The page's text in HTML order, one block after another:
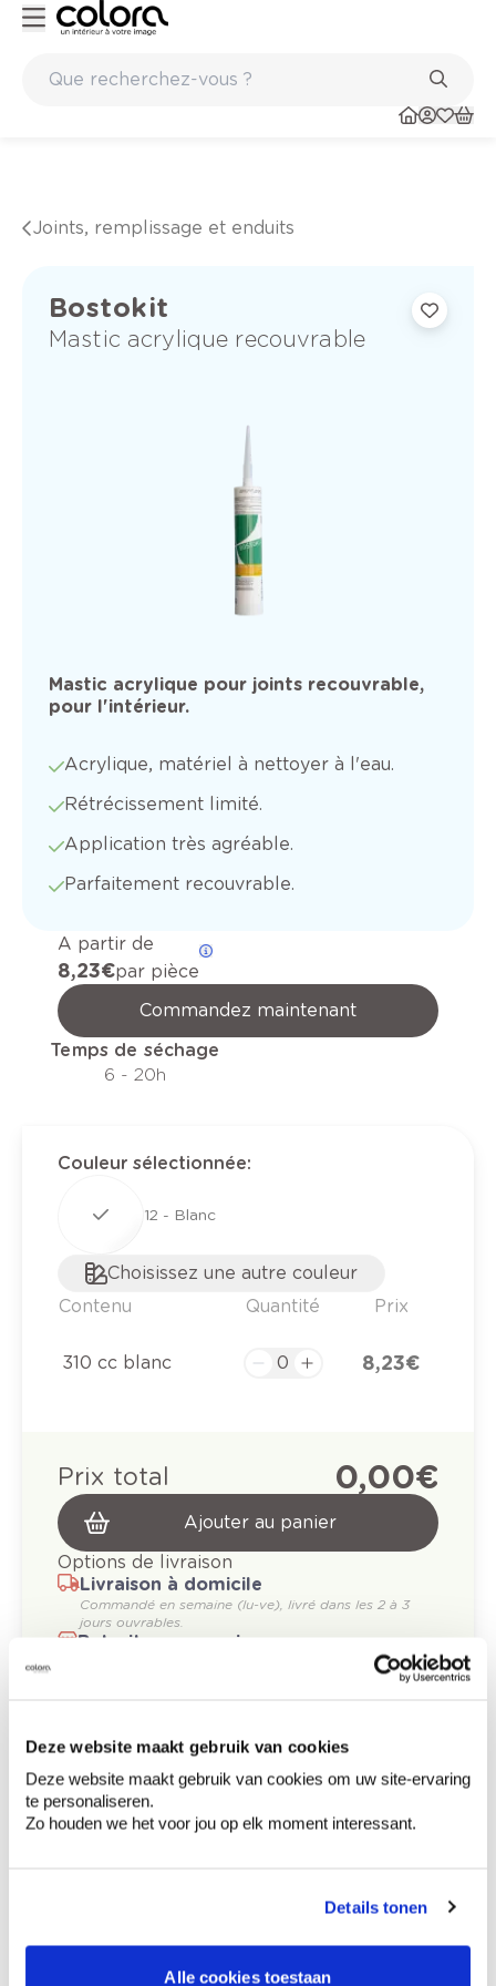
Deze website maakt gebruik van cookies
Deze website maakt gebruik van cookies om uw site-ervaring
te personaliseren.
Zo houden we het voor jou op elk moment interessant.
Details tonen
Alle cookies toestaan
Joints, remplissage et enduits
Bostokit
Mastic acrylique recouvrable
Mastic acrylique pour joints recouvrable,
pour l'intérieur.
Acrylique, matériel à nettoyer à l'eau.
Rétrécissement limité.
Application très agréable.
Parfaitement recouvrable.
A partir de
8,23 €par pièce
Commandez maintenant
Temps de séchage
6 - 20h
Couleur sélectionnée:
12 - Blanc
Choisissez une autre couleur
Contenu
Quantité Prix
310 cc blanc 8,23 €
Prix total 0,00 €
Ajouter au panier
Options de livraison
Livraison à domicile
Commandé en semaine (lu-ve), livré dans les 2 à 3
jours ouvrables.
Retrait en magasin
Comment utiliser?
Contient mélange de: 5-chloro-2-méthyl-2H-